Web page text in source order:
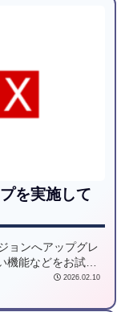
を実施して
ョンへアップグレ
能などをお試し
ージョンアップし
2026.02.10